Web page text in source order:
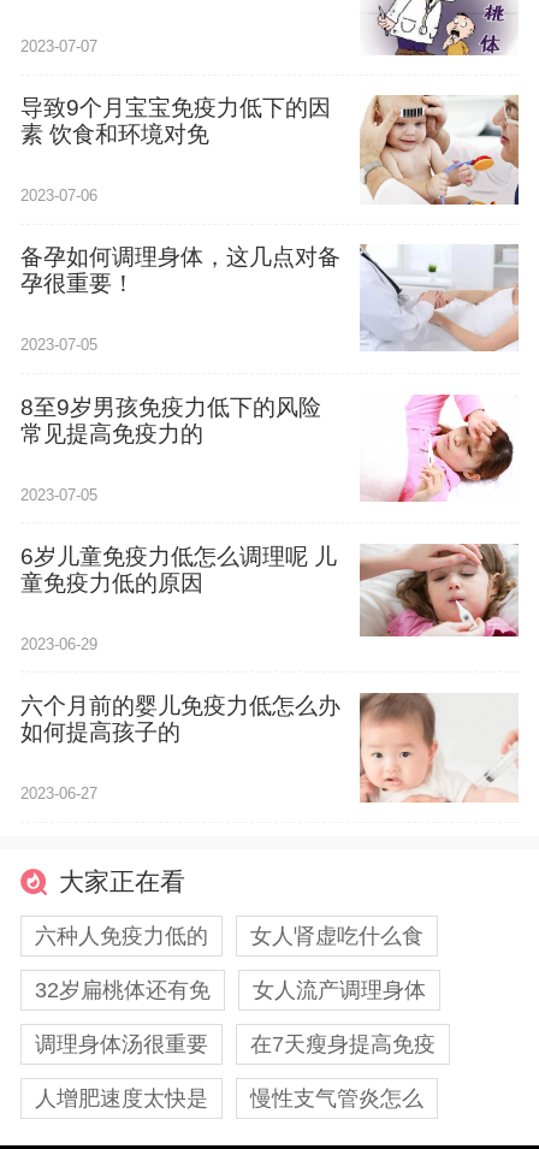
2023-07-07
导致9个月宝宝免疫力低下的因
素 饮食和环境对免
2023-07-06
备孕如何调理身体，这几点对备
孕很重要！
2023-07-05
8至9岁男孩免疫力低下的风险
常见提高免疫力的
2023-07-05
6岁儿童免疫力低怎么调理呢 儿
童免疫力低的原因
2023-06-29
六个月前的婴儿免疫力低怎么办
如何提高孩子的
2023-06-27
大家正在看
六种人免疫力低的 女人肾虚吃什么食
32岁扁桃体还有免 女人流产调理身体
调理身体汤很重要 在7天瘦身提高免疫
人增肥速度太快是 慢性支气管炎怎么